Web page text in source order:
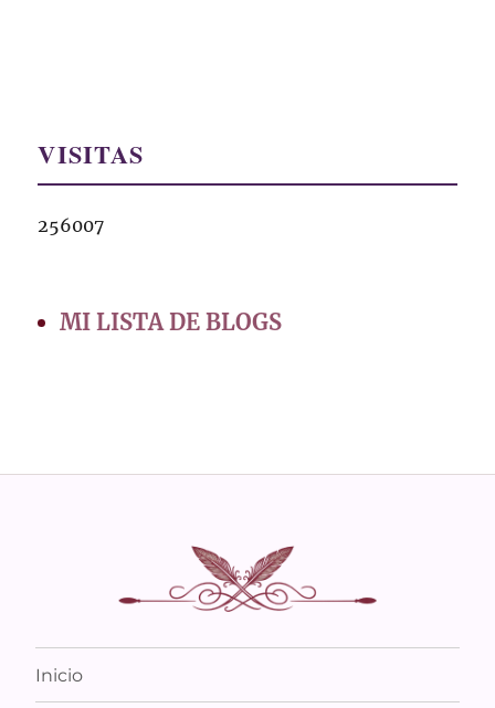
VISITAS
256007
MI LISTA DE BLOGS
Inicio